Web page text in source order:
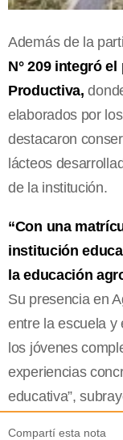
Además de la
N° 209 integró
Productiva,
elaborados por
destacaron
lácteos
de la institución.
“Con una
institución
la educación
Su presencia en
entre la escuela y
los jóvenes
experiencias
educativa”,
Compartí esta nota